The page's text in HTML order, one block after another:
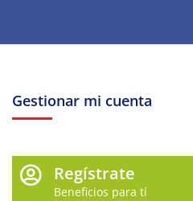
Gestionar mi cuenta
Regístrate
Beneficios para tí